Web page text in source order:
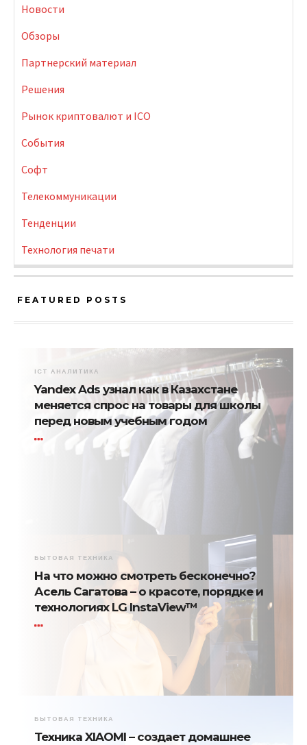
Новости
Обзоры
Партнерский материал
Решения
Рынок криптовалют и ICO
События
Софт
Телекоммуникации
Тенденции
Технология печати
FEATURED POSTS
ICT АНАЛИТИКА
Yandex Ads узнал как в Казахстане
меняется спрос на товары для школы
перед новым учебным годом
БЫТОВАЯ ТЕХНИКА
На что можно смотреть бесконечно?
Асель Сагатова – о красоте, порядке и
технологиях LG InstaView™
БЫТОВАЯ ТЕХНИКА
Техника XIAOMI – создает домашнее